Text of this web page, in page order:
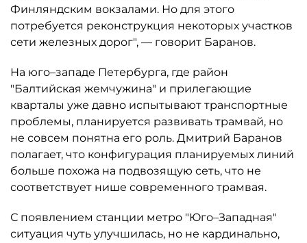
Финляндским вокзалами. Но для этого
потребуется реконструкция некоторых участков
сети железных дорог", — говорит Баранов.
На юго–западе Петербурга, где район
"Балтийская жемчужина" и прилегающие
кварталы уже давно испытывают транспортные
проблемы, планируется развивать трамвай, но
не совсем понятна его роль. Дмитрий Баранов
полагает, что конфигурация планируемых линий
больше похожа на подвозящую сеть, что не
соответствует нише современного трамвая.
С появлением станции метро "Юго–Западная"
ситуация чуть улучшилась, но не кардинально,